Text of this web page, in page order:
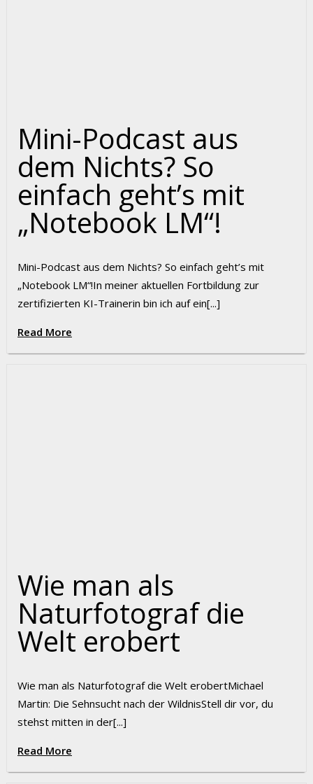
Mini-Podcast aus
dem Nichts? So
einfach geht’s mit
„Notebook LM“!
Mini-Podcast aus dem Nichts? So einfach geht’s mit
„Notebook LM“!In meiner aktuellen Fortbildung zur
zertifizierten KI-Trainerin bin ich auf ein[...]
Read More
Wie man als
Naturfotograf die
Welt erobert
Wie man als Naturfotograf die Welt erobertMichael
Martin: Die Sehnsucht nach der WildnisStell dir vor, du
stehst mitten in der[...]
Read More